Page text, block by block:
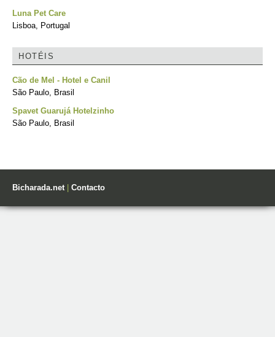
Luna Pet Care
Lisboa, Portugal
HOTÉIS
Cão de Mel - Hotel e Canil
São Paulo, Brasil
Spavet Guarujá Hotelzinho
São Paulo, Brasil
Bicharada.net| Contacto